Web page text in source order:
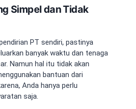
Simpel dan Tidak
PT sendiri, pastinya
banyak waktu dan tenaga
Namun hal itu tidak akan
bantuan dari
Anda hanya perlu
saja.